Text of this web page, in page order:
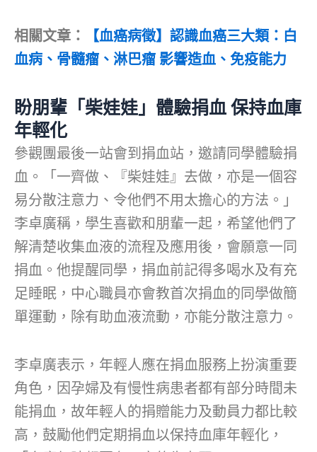
相關文章：
【血癌病徵】認識血癌三大類：白
血病、骨髓瘤、淋巴瘤 影響造血、免疫能力
盼朋輩「柴娃娃」體驗捐血 保持血庫
年輕化
參觀團最後一站會到捐血站，邀請同學體驗捐
血。「一齊做、『柴娃娃』去做，亦是一個容
易分散注意力、令他們不用太擔心的方法。」
李卓廣稱，學生喜歡和朋輩一起，希望他們了
解清楚收集血液的流程及應用後，會願意一同
捐血。他提醒同學，捐血前記得多喝水及有充
足睡眠，中心職員亦會教首次捐血的同學做簡
單運動，除有助血液流動，亦能分散注意力。
李卓廣表示，年輕人應在捐血服務上扮演重要
角色，因孕婦及有慢性病患者都有部分時間未
能捐血，故年輕人的捐贈能力及動員力都比較
高，鼓勵他們定期捐血以保持血庫年輕化，